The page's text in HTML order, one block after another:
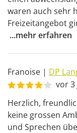
waren auch sehr
Freizeitangebot
...mehr erfahren
Franoise | DP
vor 3
Herzlich,
keine grossen
und Sprechen